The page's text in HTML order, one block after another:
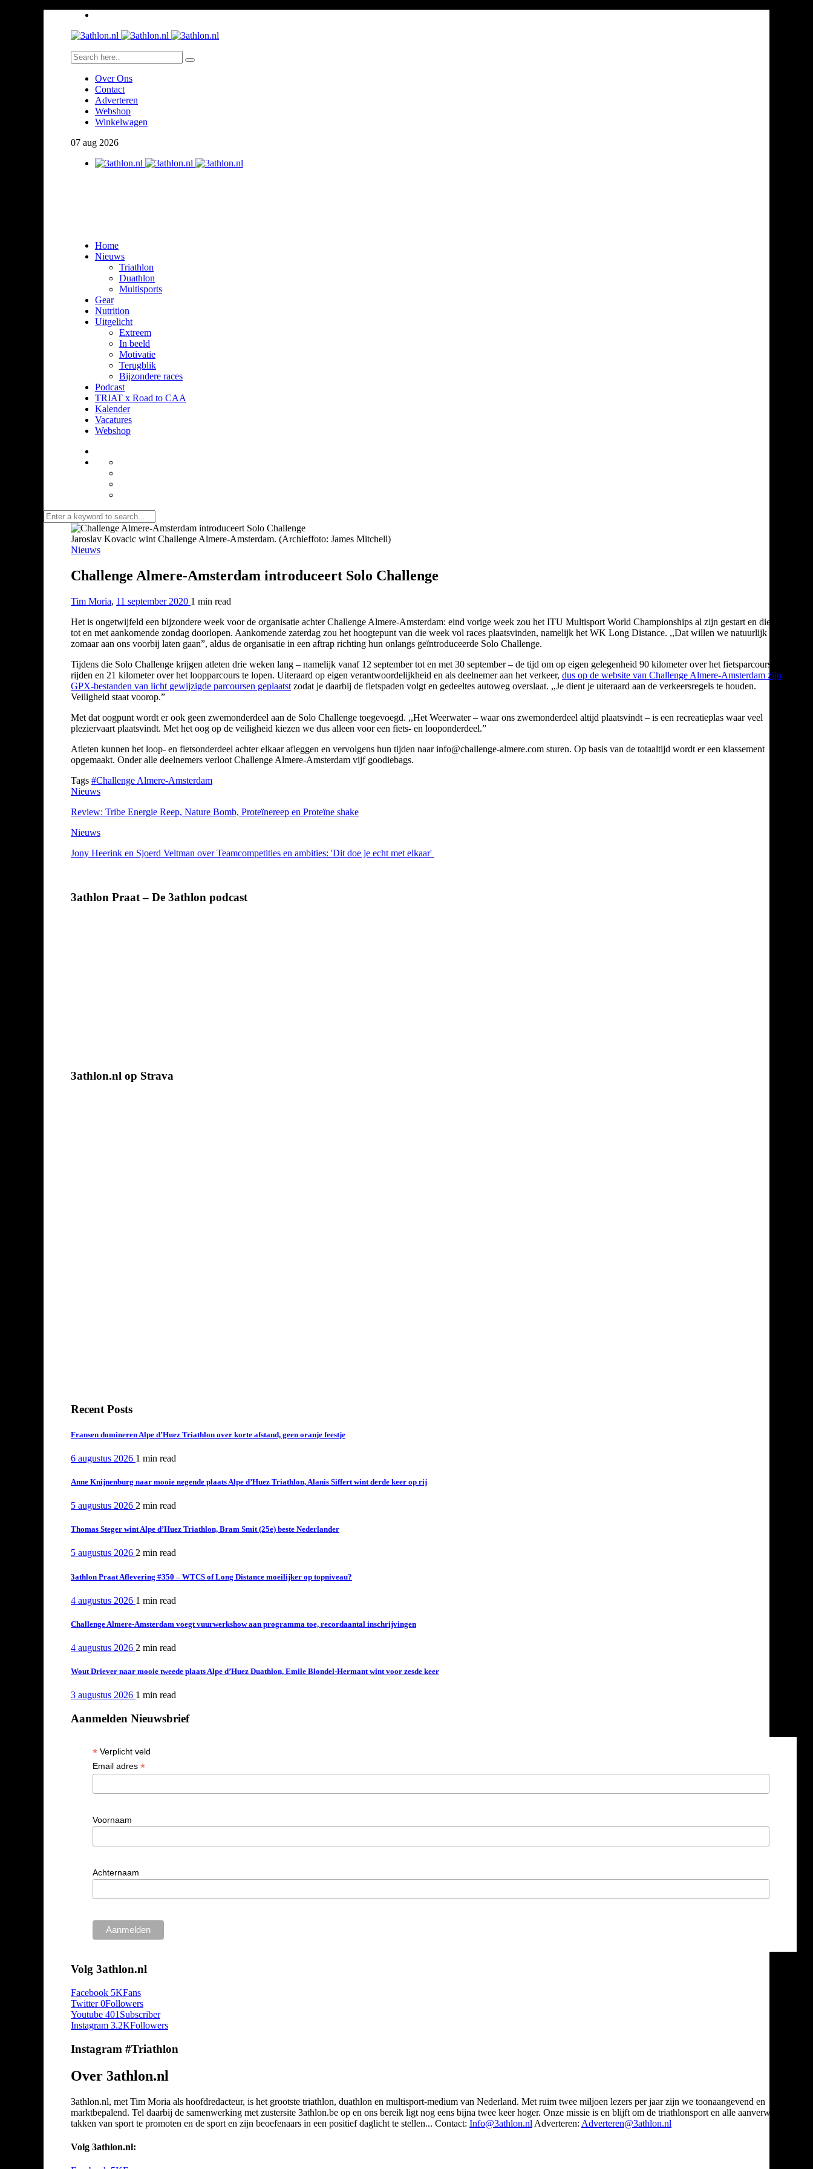
Over Ons
Contact
Adverteren
Webshop
Winkelwagen
07 aug 2026
Home
Nieuws
Triathlon
Duathlon
Multisports
Gear
Nutrition
Uitgelicht
Extreem
In beeld
Motivatie
Terugblik
Bijzondere races
Podcast
TRIAT x Road to CAA
Kalender
Vacatures
Webshop
Jaroslav Kovacic wint Challenge Almere-Amsterdam. (Archieffoto: James Mitchell)
Nieuws
Challenge Almere-Amsterdam introduceert Solo Challenge
Tim Moria, 11 september 2020 1 min read
Het is ongetwijfeld een bijzondere week voor de organisatie achter Challenge Almere-Amsterdam: eind vorige week zou het ITU Multisport World Championships al zijn gestart en die zou
tot en met aankomende zondag doorlopen. Aankomende zaterdag zou het hoogtepunt van die week vol races plaatsvinden, namelijk het WK Long Distance. ,,Dat willen we natuurlijk niet
zomaar aan ons voorbij laten gaan”, aldus de organisatie in een aftrap richting hun onlangs geïntroduceerde Solo Challenge.
Tijdens die Solo Challenge krijgen atleten drie weken lang – namelijk vanaf 12 september tot en met 30 september – de tijd om op eigen gelegenheid 90 kilometer over het fietsparcours te
rijden en 21 kilometer over het loopparcours te lopen. Uiteraard op eigen verantwoordelijkheid en als deelnemer aan het verkeer, dus op de website van Challenge Almere-Amsterdam zijn
GPX-bestanden van licht gewijzigde parcoursen geplaatst zodat je daarbij de fietspaden volgt en gedeeltes autoweg overslaat. ,,Je dient je uiteraard aan de verkeersregels te houden.
Veiligheid staat voorop.”
Met dat oogpunt wordt er ook geen zwemonderdeel aan de Solo Challenge toegevoegd. ,,Het Weerwater – waar ons zwemonderdeel altijd plaatsvindt – is een recreatieplas waar veel
pleziervaart plaatsvindt. Met het oog op de veiligheid kiezen we dus alleen voor een fiets- en looponderdeel.”
Atleten kunnen het loop- en fietsonderdeel achter elkaar afleggen en vervolgens hun tijden naar info@challenge-almere.com sturen. Op basis van de totaaltijd wordt er een klassement
opgemaakt. Onder alle deelnemers verloot Challenge Almere-Amsterdam vijf goodiebags.
Tags #Challenge Almere-Amsterdam
Nieuws
Review: Tribe Energie Reep, Nature Bomb, Proteïnereep en Proteïne shake
Nieuws
Jony Heerink en Sjoerd Veltman over Teamcompetities en ambities: 'Dit doe je echt met elkaar'
3athlon Praat – De 3athlon podcast
3athlon.nl op Strava
Recent Posts
Fransen domineren Alpe d’Huez Triathlon over korte afstand, geen oranje feestje
6 augustus 2026 1 min read
Anne Knijnenburg naar mooie negende plaats Alpe d’Huez Triathlon, Alanis Siffert wint derde keer op rij
5 augustus 2026 2 min read
Thomas Steger wint Alpe d’Huez Triathlon, Bram Smit (25e) beste Nederlander
5 augustus 2026 2 min read
3athlon Praat Aflevering #350 – WTCS of Long Distance moeilijker op topniveau?
4 augustus 2026 1 min read
Challenge Almere-Amsterdam voegt vuurwerkshow aan programma toe, recordaantal inschrijvingen
4 augustus 2026 2 min read
Wout Driever naar mooie tweede plaats Alpe d’Huez Duathlon, Emile Blondel-Hermant wint voor zesde keer
3 augustus 2026 1 min read
Aanmelden Nieuwsbrief
* Verplicht veld
Email adres *
Voornaam
Achternaam
Volg 3athlon.nl
Facebook 5KFans
Twitter 0Followers
Youtube 401 Subscriber
Instagram 3.2KFollowers
Instagram #Triathlon
Over 3athlon.nl
3athlon.nl, met Tim Moria als hoofdredacteur, is het grootste triathlon, duathlon en multisport-medium van Nederland. Met ruim twee miljoen lezers per jaar zijn we toonaangevend en
marktbepalend. Tel daarbij de samenwerking met zustersite 3athlon.be op en ons bereik ligt nog eens bijna twee keer hoger. Onze missie is en blijft om de triathlonsport en alle aanverwante
takken van sport te promoten en de sport en zijn beoefenaars in een positief daglicht te stellen... Contact: Info@3athlon.nl Adverteren: Adverteren@3athlon.nl
Volg 3athlon.nl: